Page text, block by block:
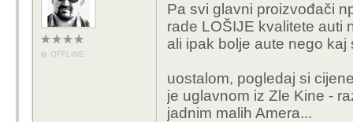
OFFLINE
Pa svi glavni proizvođači
rade LOŠIJE kvalitete auti
ali ipak bolje aute nego
uostalom, pogledaj si
je uglavnom iz Zle Kine -
jadnim malih Amera...